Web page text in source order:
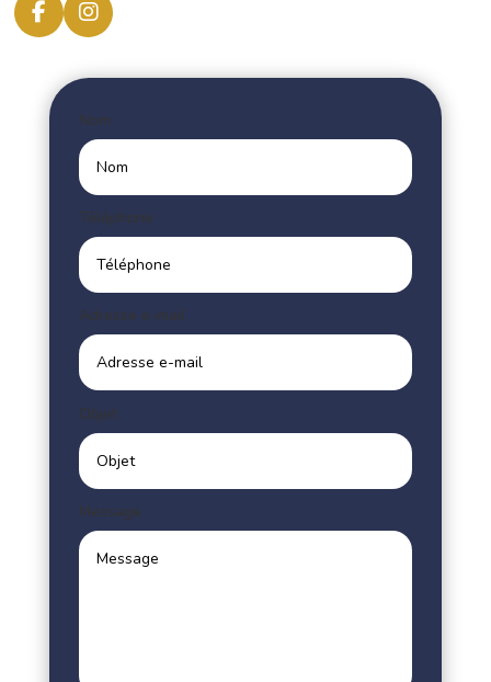
Nom
Téléphone
Adresse e-mail
Objet
Message